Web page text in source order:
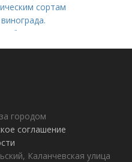
сортам
винограда.
Особенности
сортов
городом
соглашение
Каланчевская улица